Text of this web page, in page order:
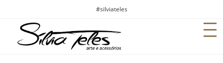
#silviateles